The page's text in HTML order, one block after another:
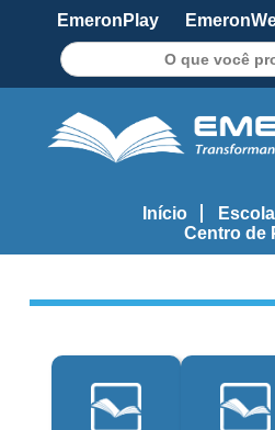
EmeronPlay
Início Escola
Centro de